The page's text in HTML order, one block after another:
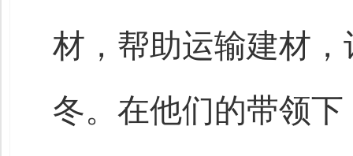
材，帮助运输建材
冬。在他们的带领